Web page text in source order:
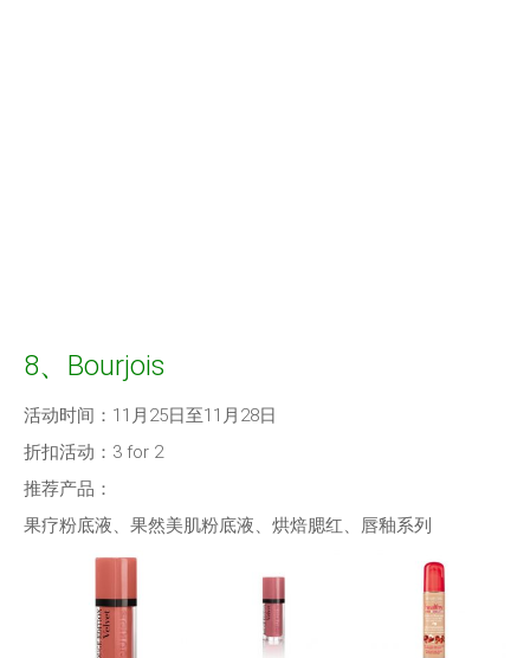
8、Bourjois
活动时间：11月25日至11月28日
折扣活动：3 for 2
推荐产品：
果疗粉底液、果然美肌粉底液、烘焙腮红、唇釉系列